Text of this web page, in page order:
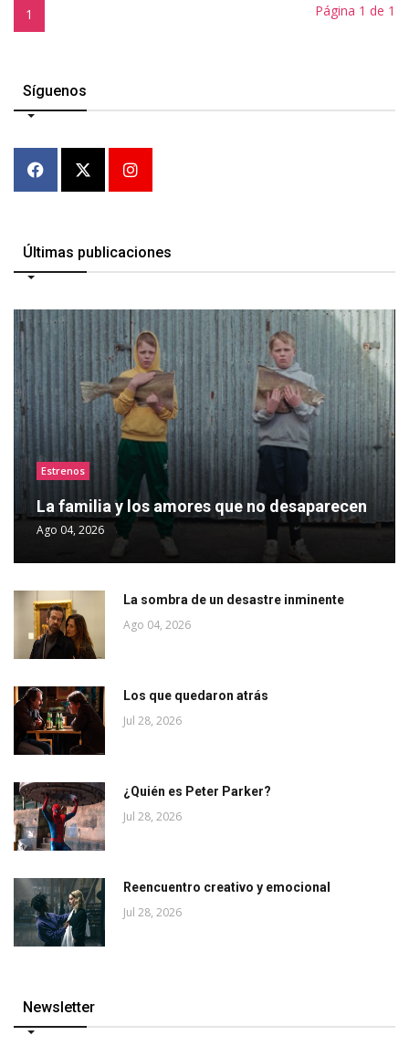
1 Página 1 de 1
Síguenos
Últimas publicaciones
Estrenos
La familia y los amores que no desaparecen
Ago 04, 2026
La sombra de un desastre inminente
Ago 04, 2026
Los que quedaron atrás
Jul 28, 2026
¿Quién es Peter Parker?
Jul 28, 2026
Reencuentro creativo y emocional
Jul 28, 2026
Newsletter